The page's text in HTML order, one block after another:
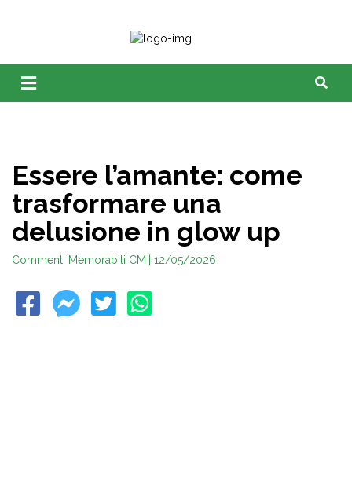
Essere l’amante: come
trasformare una
delusione in glow up
Commenti Memorabili CM | 12/05/2026